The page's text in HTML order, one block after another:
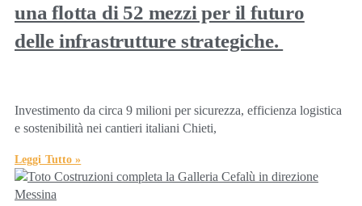
una flotta di 52 mezzi per il futuro
delle infrastrutture strategiche.
Investimento da circa 9 milioni per sicurezza, efficienza logistica
e sostenibilità nei cantieri italiani Chieti,
Leggi Tutto »